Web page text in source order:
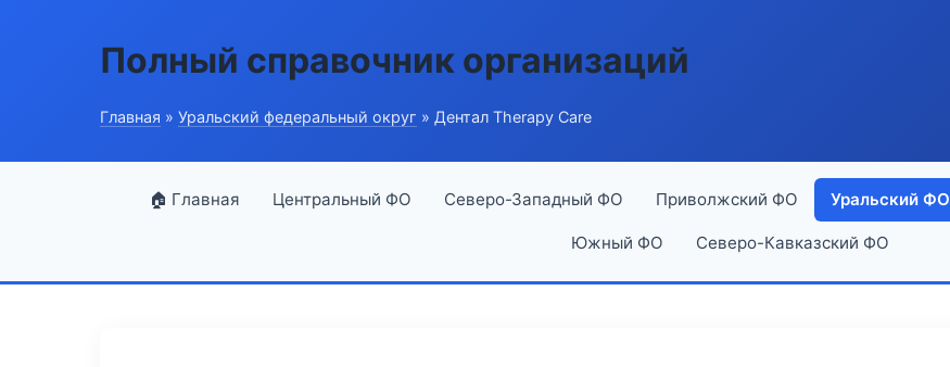
Полный справочник организаций
Главная » Уральский федеральный округ » Дентал Therapy Care
🏠 Главная Центральный ФО Северо-Западный ФО Приволжский ФО Уральский ФО
Южный ФО Северо-Кавказский ФО